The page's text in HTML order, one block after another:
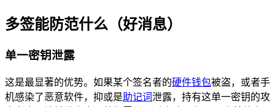
多签能防范什么（好消息）
单一密钥泄露
这是最显著的优势。如果某个签名者的硬件钱包被盗，或者手
机感染了恶意软件，抑或是助记词泄露，持有这单一密钥的攻